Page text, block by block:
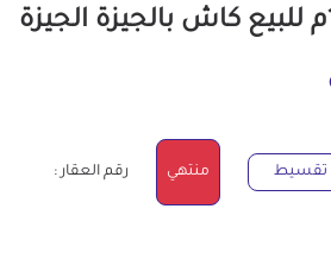
تقسيط منتهي رقم العقار :